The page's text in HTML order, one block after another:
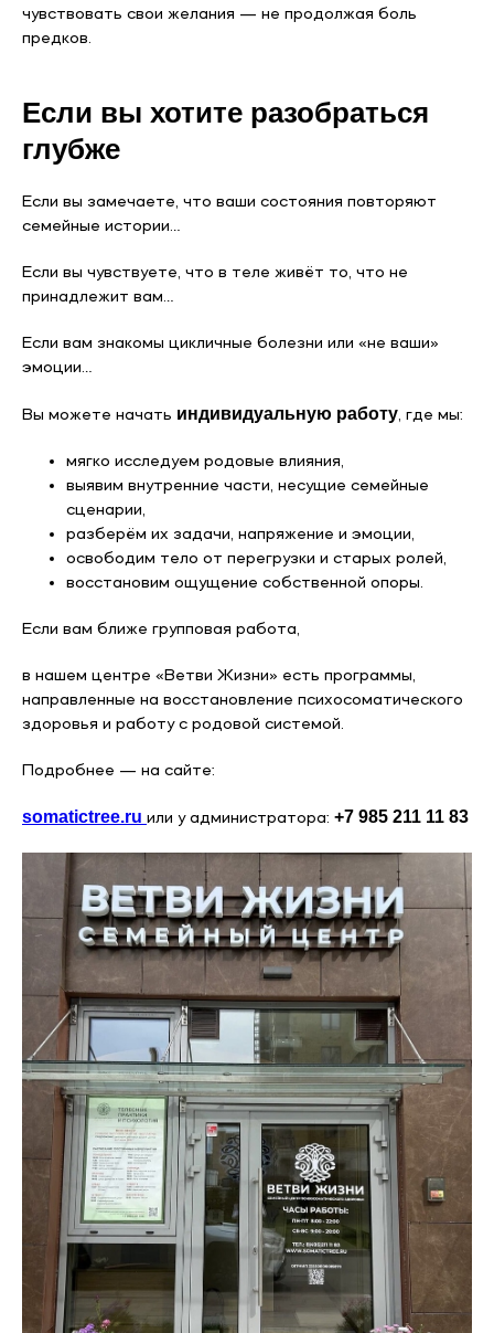
чувствовать свои желания — не продолжая боль
предков.
Если вы хотите разобраться
глубже
Если вы замечаете, что ваши состояния повторяют
семейные истории…
Если вы чувствуете, что в теле живёт то, что не
принадлежит вам…
Если вам знакомы цикличные болезни или «не ваши»
эмоции…
Вы можете начать индивидуальную работу, где мы:
мягко исследуем родовые влияния,
выявим внутренние части, несущие семейные
сценарии,
разберём их задачи, напряжение и эмоции,
освободим тело от перегрузки и старых ролей,
восстановим ощущение собственной опоры.
Если вам ближе групповая работа,
в нашем центре «Ветви Жизни» есть программы,
направленные на восстановление психосоматического
здоровья и работу с родовой системой.
Подробнее — на сайте:
somatictree.ru или у администратора: +7 985 211 11 83